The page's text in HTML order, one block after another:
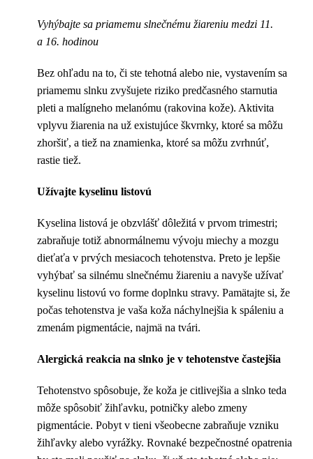
Vyhýbajte sa priamemu slnečnému žiareniu medzi 11.
a 16. hodinou
Bez ohľadu na to, či ste tehotná alebo nie, vystavením sa
priamemu slnku zvyšujete riziko predčasného starnutia
pleti a malígneho melanómu (rakovina kože). Aktivita
vplyvu žiarenia na už existujúce škvrnky, ktoré sa môžu
zhoršiť, a tiež na znamienka, ktoré sa môžu zvrhnúť,
rastie tiež.
Užívajte kyselinu listovú
Kyselina listová je obzvlášť dôležitá v prvom trimestri;
zabraňuje totiž abnormálnemu vývoju miechy a mozgu
dieťaťa v prvých mesiacoch tehotenstva. Preto je lepšie
vyhýbať sa silnému slnečnému žiareniu a navyše užívať
kyselinu listovú vo forme doplnku stravy. Pamätajte si, že
počas tehotenstva je vaša koža náchylnejšia k spáleniu a
zmenám pigmentácie, najmä na tvári.
Alergická reakcia na slnko je v tehotenstve častejšia
Tehotenstvo spôsobuje, že koža je citlivejšia a slnko teda
môže spôsobiť žihľavku, potničky alebo zmeny
pigmentácie. Pobyt v tieni všeobecne zabraňuje vzniku
žihľavky alebo vyrážky. Rovnaké bezpečnostné opatrenia